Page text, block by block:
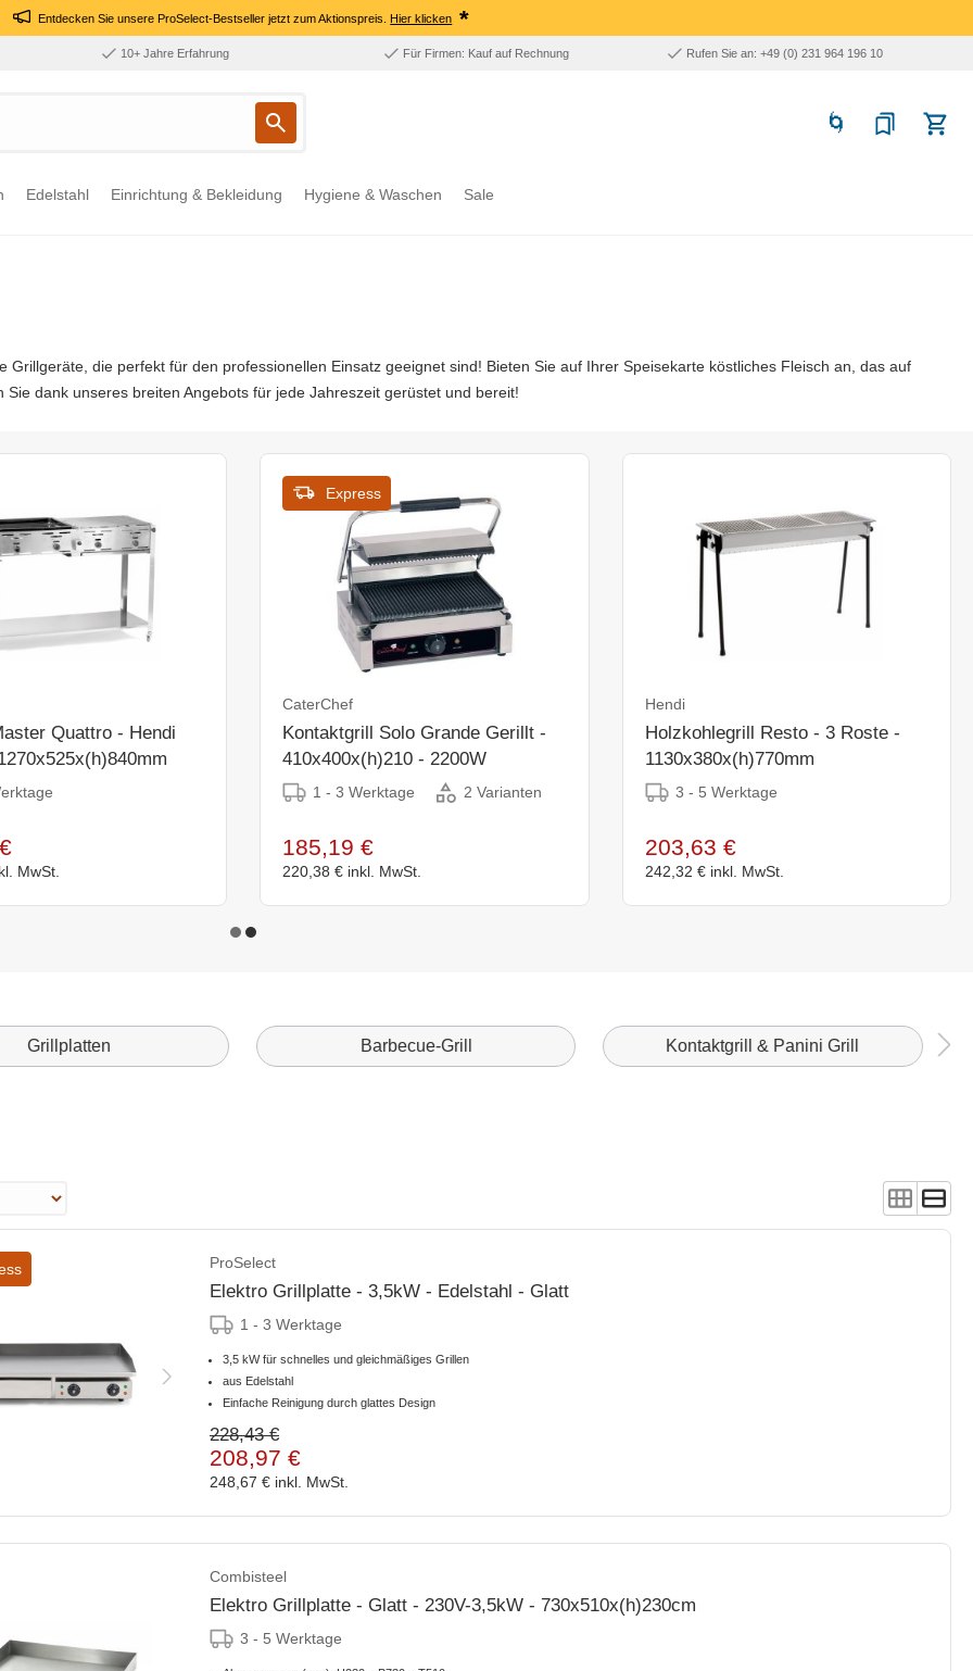
Entdecken Sie unsere ProSelect-Bestseller jetzt zum Aktionspreis.Hier klicken *
10+ Jahre Erfahrung Für Firmen: Kauf auf Rechnung Rufen Sie an: +49 (0) 231 964 196 10
Edelstahl Einrichtung & Bekleidung Hygiene & Waschen Sale
die perfekt für den professionellen Einsatz geeignet sind! Bieten Sie auf Ihrer Speisekarte köstliches Fleisch an, das auf
dank unseres breiten Angebots für jede Jahreszeit gerüstet und bereit!
Quattro - Hendi
MwSt.
Express
CaterChef
Kontaktgrill Solo Grande Gerillt -
410x400x(h)210 - 2200W
1 - 3 Werktage 2 Varianten
185,19 €
220,38 € inkl. MwSt.
Hendi
Holzkohlegrill Resto - 3 Roste -
1130x380x(h)770mm
3 - 5 Werktage
203,63 €
242,32 € inkl. MwSt.
Grillplatten Barbecue-Grill Kontaktgrill & Panini Grill
ProSelect
Elektro Grillplatte - 3,5kW - Edelstahl - Glatt
1 - 3 Werktage
3,5 kW für schnelles und gleichmäßiges Grillen
aus Edelstahl
Einfache Reinigung durch glattes Design
228,43 €
208,97 €
248,67 € inkl. MwSt.
Combisteel
Elektro Grillplatte - Glatt - 230V-3,5kW - 730x510x(h)230cm
3 - 5 Werktage